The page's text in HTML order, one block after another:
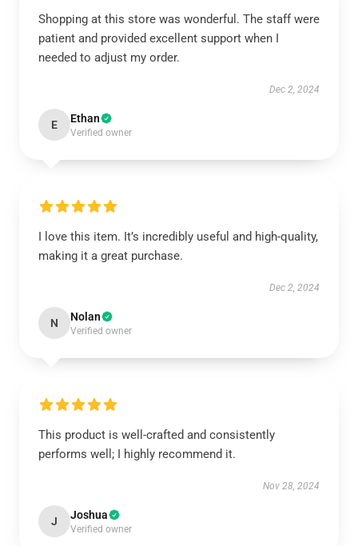
Shopping at this store was wonderful. The staff were
patient and provided excellent support when I
needed to adjust my order.
Dec 2, 2024
E Ethan
Verified owner
I love this item. It’s incredibly useful and high-quality,
making it a great purchase.
Dec 2, 2024
N Nolan
Verified owner
This product is well-crafted and consistently
performs well; I highly recommend it.
Nov 28, 2024
J Joshua
Verified owner